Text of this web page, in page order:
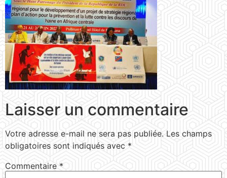
Laisser un commentaire
Votre adresse e-mail ne sera pas publiée. Les champs
obligatoires sont indiqués avec *
Commentaire *